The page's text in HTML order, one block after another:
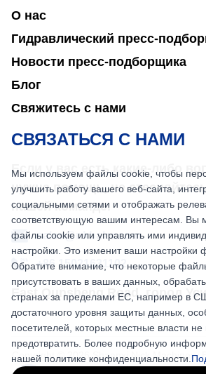
О нас
Гидравлический пресс-
Новости пресс-подборщика
Блог
Свяжитесь с нами
СВЯЗАТЬСЯ С НАМИ
Если у вас есть какие-либо
нужна помощь, не
нашей команде.
sales@nkbaler.com
+86 15021631102
East Qunsheng Road, город
Copyright © 2026 Shaanxi Nick Machinery
rights reserved.
Мы используем файлы cookie, чтобы
улучшить работу вашего веб-сайта,
социальными сетями и отображать
соответствующую вашим интересам. Вы
файлы cookie или управлять ими
настройки. Это изменит ваши настройки
Обратите внимание, что некоторые
присутствовать в ваших данных,
странах за пределами ЕС, например в
достаточного уровня защиты данных,
посетителей, которых местные власти
предотвратить. Более подробную
нашей политике конфиденциальности.